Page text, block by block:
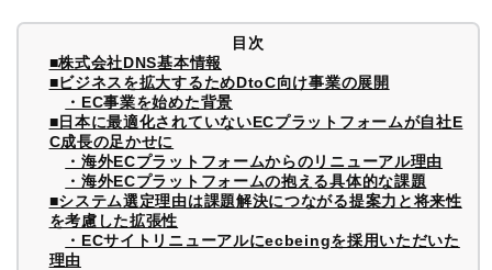
目次
■株式会社DNS基本情報
■ビジネスを拡大するためDtoC向け事業の展開
・EC事業を始めた背景
■日本に最適化されていないECプラットフォームが自社E
C成長の足かせに
・海外ECプラットフォームからのリニューアル理由
・海外ECプラットフォームの抱える具体的な課題
■システム選定理由は課題解決につながる提案力と将来性
を考慮した拡張性
・ECサイトリニューアルにecbeingを採用いただいた
理由